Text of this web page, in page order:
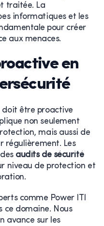
traitée. La
informatiques et les
pour créer
aux menaces.
en
doit être proactive
non seulement
mais aussi de
régulièrement. Les
audits de sécurité
niveau de protection et
comme Power ITI
ce domaine. Nous
avance sur les